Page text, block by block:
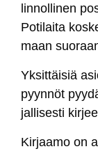
lin­nol­li­nen
Po­ti­lai­ta
maan
Yk­sit­täi­siä
pyyn­nöt
jal­li­ses­ti
Kir­jaa­mo on